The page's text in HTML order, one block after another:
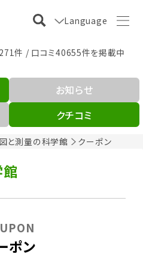
Language
件 / 口コミ40655件を掲載中
と測量の科学館 クーポン
お知らせ
クチコミ
ポン